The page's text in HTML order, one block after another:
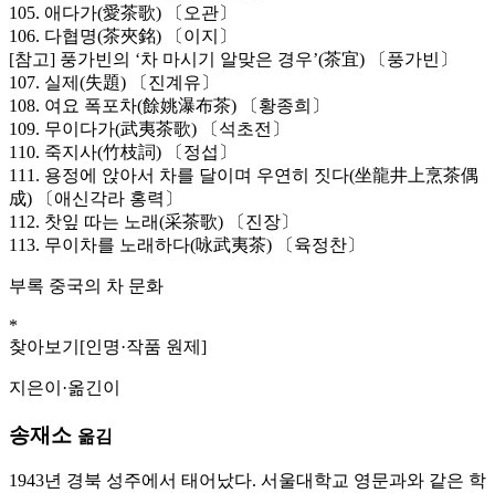
105. 애다가(愛茶歌) 〔오관〕
106. 다협명(茶夾銘) 〔이지〕
[참고] 풍가빈의 ‘차 마시기 알맞은 경우’(茶宜) 〔풍가빈〕
107. 실제(失題) 〔진계유〕
108. 여요 폭포차(餘姚瀑布茶) 〔황종희〕
109. 무이다가(武夷茶歌) 〔석초전〕
110. 죽지사(竹枝詞) 〔정섭〕
111. 용정에 앉아서 차를 달이며 우연히 짓다(坐龍井上烹茶偶
成) 〔애신각라 홍력〕
112. 찻잎 따는 노래(采茶歌) 〔진장〕
113. 무이차를 노래하다(咏武夷茶) 〔육정찬〕
부록 중국의 차 문화
*
찾아보기[인명·작품 원제]
지은이·옮긴이
송재소 옮김
1943년 경북 성주에서 태어났다. 서울대학교 영문과와 같은 학